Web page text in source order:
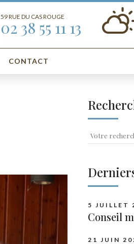
59 RUE DU CAS ROUGE
02 38 55 11 13
CONTACT
5 JUILLET
Conseil
21 JUIN